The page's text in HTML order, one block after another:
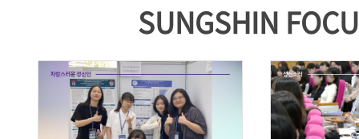
SUNGSHIN